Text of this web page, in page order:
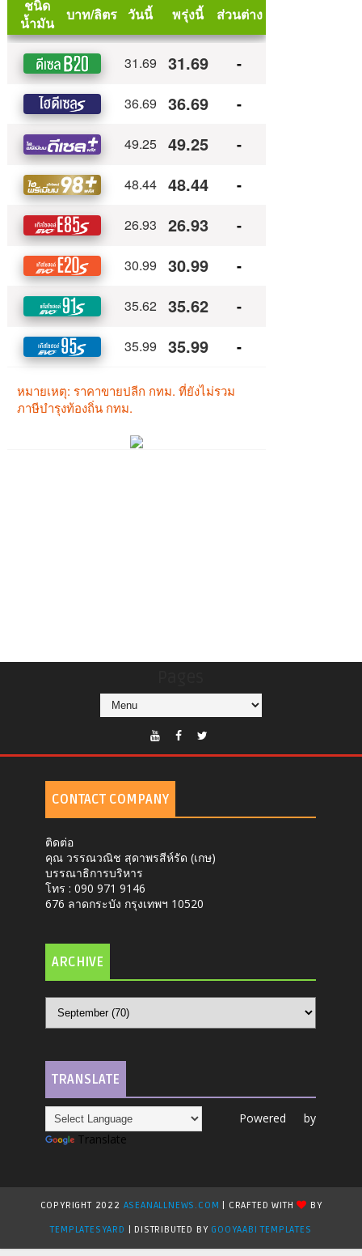
CONTACT COMPANY
ติดต่อ
คุณ วรรณวณิช สุดาพรสีห์รัด (เกษ)
บรรณาธิการบริหาร
โทร : 090 971 9146
676 ลาดกระบัง กรุงเทพฯ 10520
ARCHIVE
TRANSLATE
Powered by
Translate
COPYRIGHT 2022 ASEANALLNEWS.COM | CRAFTED WITH
BY
TEMPLATESYARD
| DISTRIBUTED BY GOOYAABI TEMPLATES